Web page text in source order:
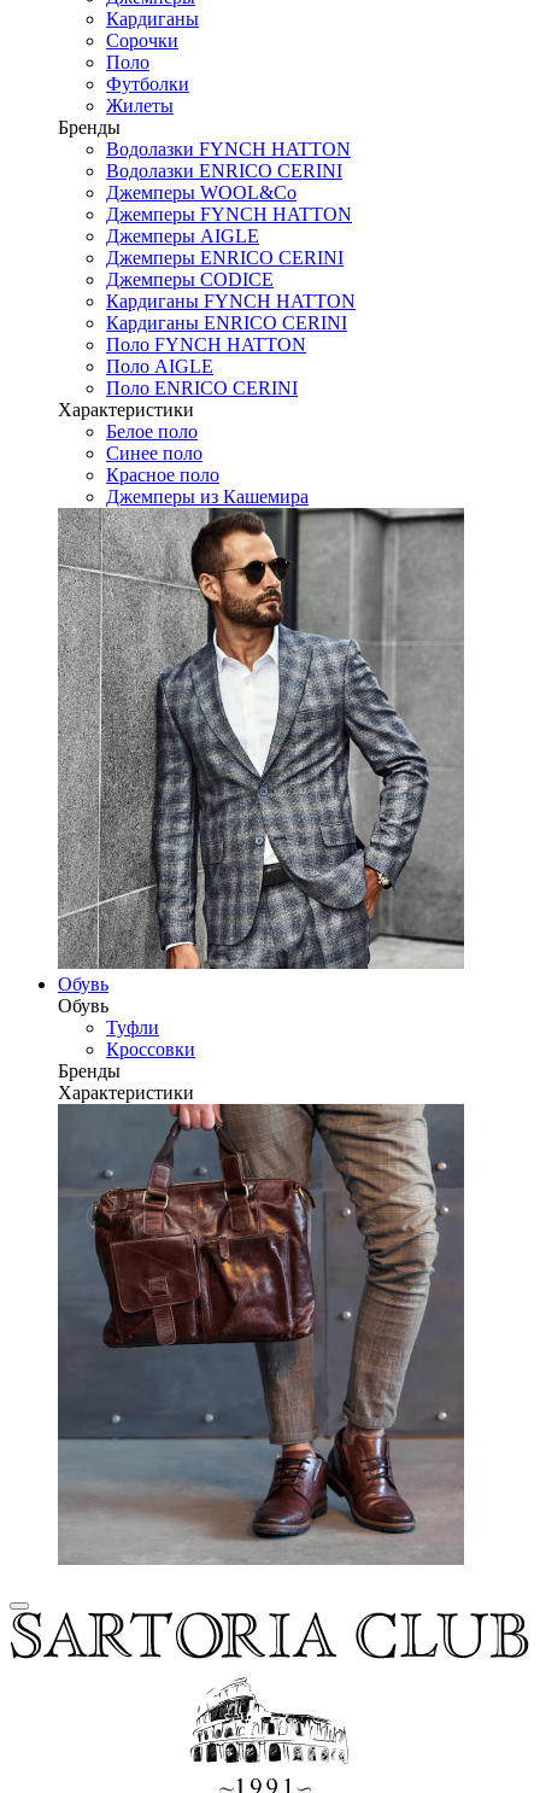
Кардиганы
Сорочки
Поло
Футболки
Жилеты
Бренды
Водолазки FYNCH HATTON
Водолазки ENRICO CERINI
Джемперы WOOL&Co
Джемперы FYNCH HATTON
Джемперы AIGLE
Джемперы ENRICO CERINI
Джемперы CODICE
Кардиганы FYNCH HATTON
Кардиганы ENRICO CERINI
Поло FYNCH HATTON
Поло AIGLE
Поло ENRICO CERINI
Характеристики
Белое поло
Синее поло
Красное поло
Джемперы из Кашемира
Обувь
Обувь
Туфли
Кроссовки
Бренды
Характеристики